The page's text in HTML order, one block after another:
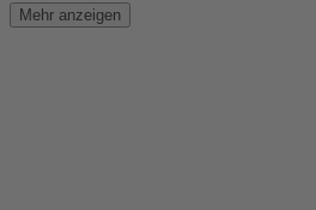
Mehr anzeigen